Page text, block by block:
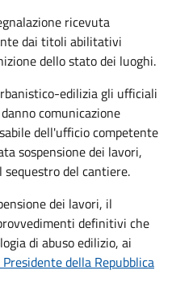
ricevuta
dai titoli abilitativi
dello stato dei luoghi.
edilizia gli ufficiali
comunicazione
dell'ufficio competente
sospensione dei lavori,
sequestro del cantiere.
dei lavori, il
definitivi che
di abuso edilizio, ai
della Repubblica